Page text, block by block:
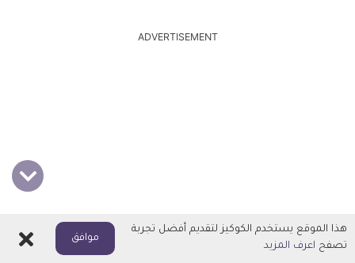
ADVERTISEMENT
هذا الموقع يستخدم الكوكيز لتقديم أفضل تجربة
تصفح اعرف المزيد
موافق اغلاق